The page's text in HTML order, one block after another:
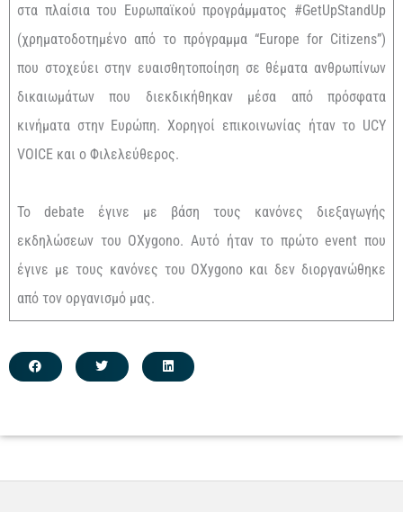
στα πλαίσια του Ευρωπαϊκού προγράμματος #GetUpStandUp
(χρηματοδοτημένο από το πρόγραμμα “Europe for Citizens”)
που στοχεύει στην ευαισθητοποίηση σε θέματα ανθρωπίνων
δικαιωμάτων που διεκδικήθηκαν μέσα από πρόσφατα
κινήματα στην Ευρώπη. Χορηγοί επικοινωνίας ήταν το UCY
VOICE και ο Φιλελεύθερος.
Το debate έγινε με βάση τους κανόνες διεξαγωγής
εκδηλώσεων του OXygono. Αυτό ήταν το πρώτο event που
έγινε με τους κανόνες του OXygono και δεν διοργανώθηκε
από τον οργανισμό μας.